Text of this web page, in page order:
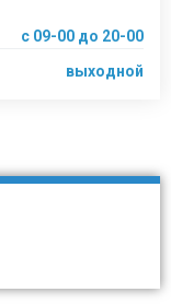
с 09-00 до 20-00
выходной